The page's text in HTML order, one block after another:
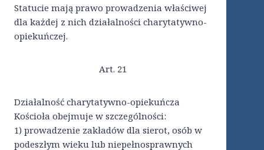
Statucie mają prawo prowadzenia właściwej
dla każdej z nich działalności charytatywno-
opiekuńczej.
Art. 21
Działalność charytatywno-opiekuńcza
Kościoła obejmuje w szczególności:
1) prowadzenie zakładów dla sierot, osób w
podeszłym wieku lub niepełnosprawnych